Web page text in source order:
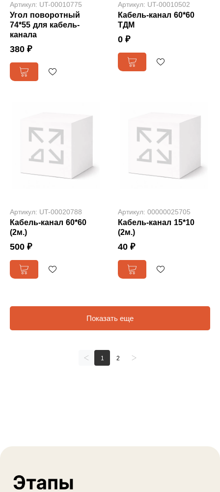
Артикул: UT-00010775
Угол поворотный
74*55 для кабель-
канала
380 ₽
Артикул: UT-00010502
Кабель-канал 60*60
ТДМ
0 ₽
Артикул: UT-00020788
Кабель-канал 60*60
(2м.)
500 ₽
Артикул: 00000025705
Кабель-канал 15*10
(2м.)
40 ₽
Показать еще
1 2